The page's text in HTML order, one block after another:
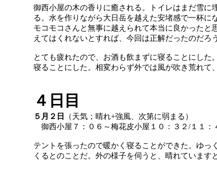
御西小屋の木の香りに癒される。トイレはまだ雪
る。水を作りながら大日岳を越えた安堵感で一杯に
モコモコさんと無事に越えられて本当に良かった
えてはくれないとすれば、今回は正解だったのだろ
とても疲れたので、お酒も飲まずに寝ることにし
寝ることにした。相変わらず外では風が吹き荒れて
４日目
５月２日
（天気；晴れ+強風、次第に弱まる）
御西小屋７：０６～梅花皮小屋１０：３２/１１
テントを張ったので暖かく寝ることができた。ゆ
くるとのことだ。外の様子を伺うと、晴れていま